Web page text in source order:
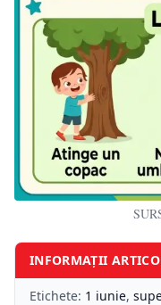
INFORMAȚII
Etichete: 1 iunie,